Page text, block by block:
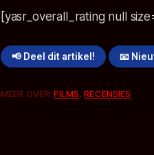
[yasr_overall_rating null
📢 Deel dit artikel! 📧
MEER OVER:FILMS,RECENSIES